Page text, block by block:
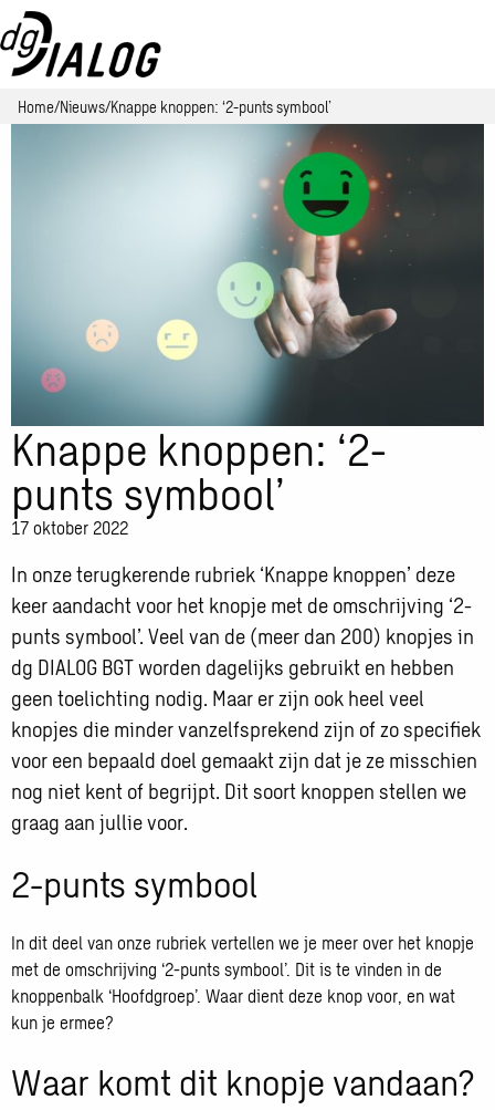
Home Nieuws Knappe knoppen: ‘2-punts symbool’
Knappe knoppen: ‘2-
punts symbool’
17 oktober 2022
In onze terugkerende rubriek ‘Knappe knoppen’ deze
keer aandacht voor het knopje met de omschrijving ‘2-
punts symbool’. Veel van de (meer dan 200) knopjes in
dg DIALOG BGT worden dagelijks gebruikt en hebben
geen toelichting nodig. Maar er zijn ook heel veel
knopjes die minder vanzelfsprekend zijn of zo specifiek
voor een bepaald doel gemaakt zijn dat je ze misschien
nog niet kent of begrijpt. Dit soort knoppen stellen we
graag aan jullie voor.
2-punts symbool
In dit deel van onze rubriek vertellen we je meer over het knopje
met de omschrijving ‘2-punts symbool’. Dit is te vinden in de
knoppenbalk ‘Hoofdgroep’. Waar dient deze knop voor, en wat
kun je ermee?
Waar komt dit knopje vandaan?